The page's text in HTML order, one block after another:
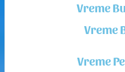
Vreme
Vreme
Vreme